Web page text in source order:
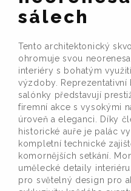
sálech
Tento architektonický
ohromuje svou
interiéry s bohatým
výzdoby.
salónky představují
firemní akce s vysokými
úroveň a eleganci. Díky
historické auře je palác
kompletní technické
komornějších setkání.
umělecké detaily
pro světelný design pro